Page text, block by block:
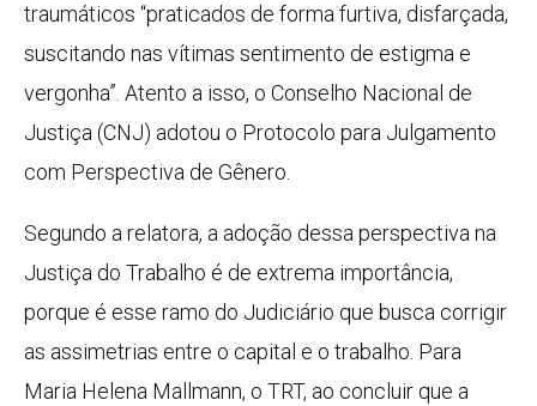
traumáticos “praticados de forma furtiva, disfarçada,
suscitando nas vítimas sentimento de estigma e
vergonha”. Atento a isso, o Conselho Nacional de
Justiça (CNJ) adotou o Protocolo para Julgamento
com Perspectiva de Gênero.
Segundo a relatora, a adoção dessa perspectiva na
Justiça do Trabalho é de extrema importância,
porque é esse ramo do Judiciário que busca corrigir
as assimetrias entre o capital e o trabalho. Para
Maria Helena Mallmann, o TRT, ao concluir que a